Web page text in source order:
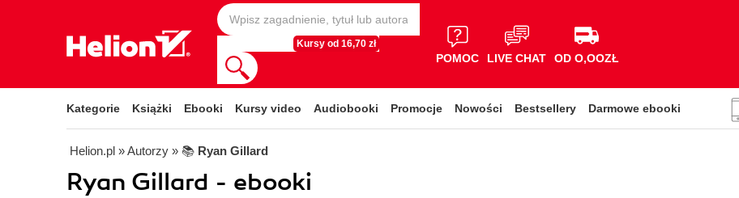
Kursy od 16,70 zł
POMOC LIVE CHAT OD O,OOZŁ
Kategorie Książki Ebooki Kursy video Audiobooki Promocje Nowości Bestsellery Darmowe ebooki
Helion.pl » Autorzy » 📚 Ryan Gillard
Ryan Gillard - ebooki